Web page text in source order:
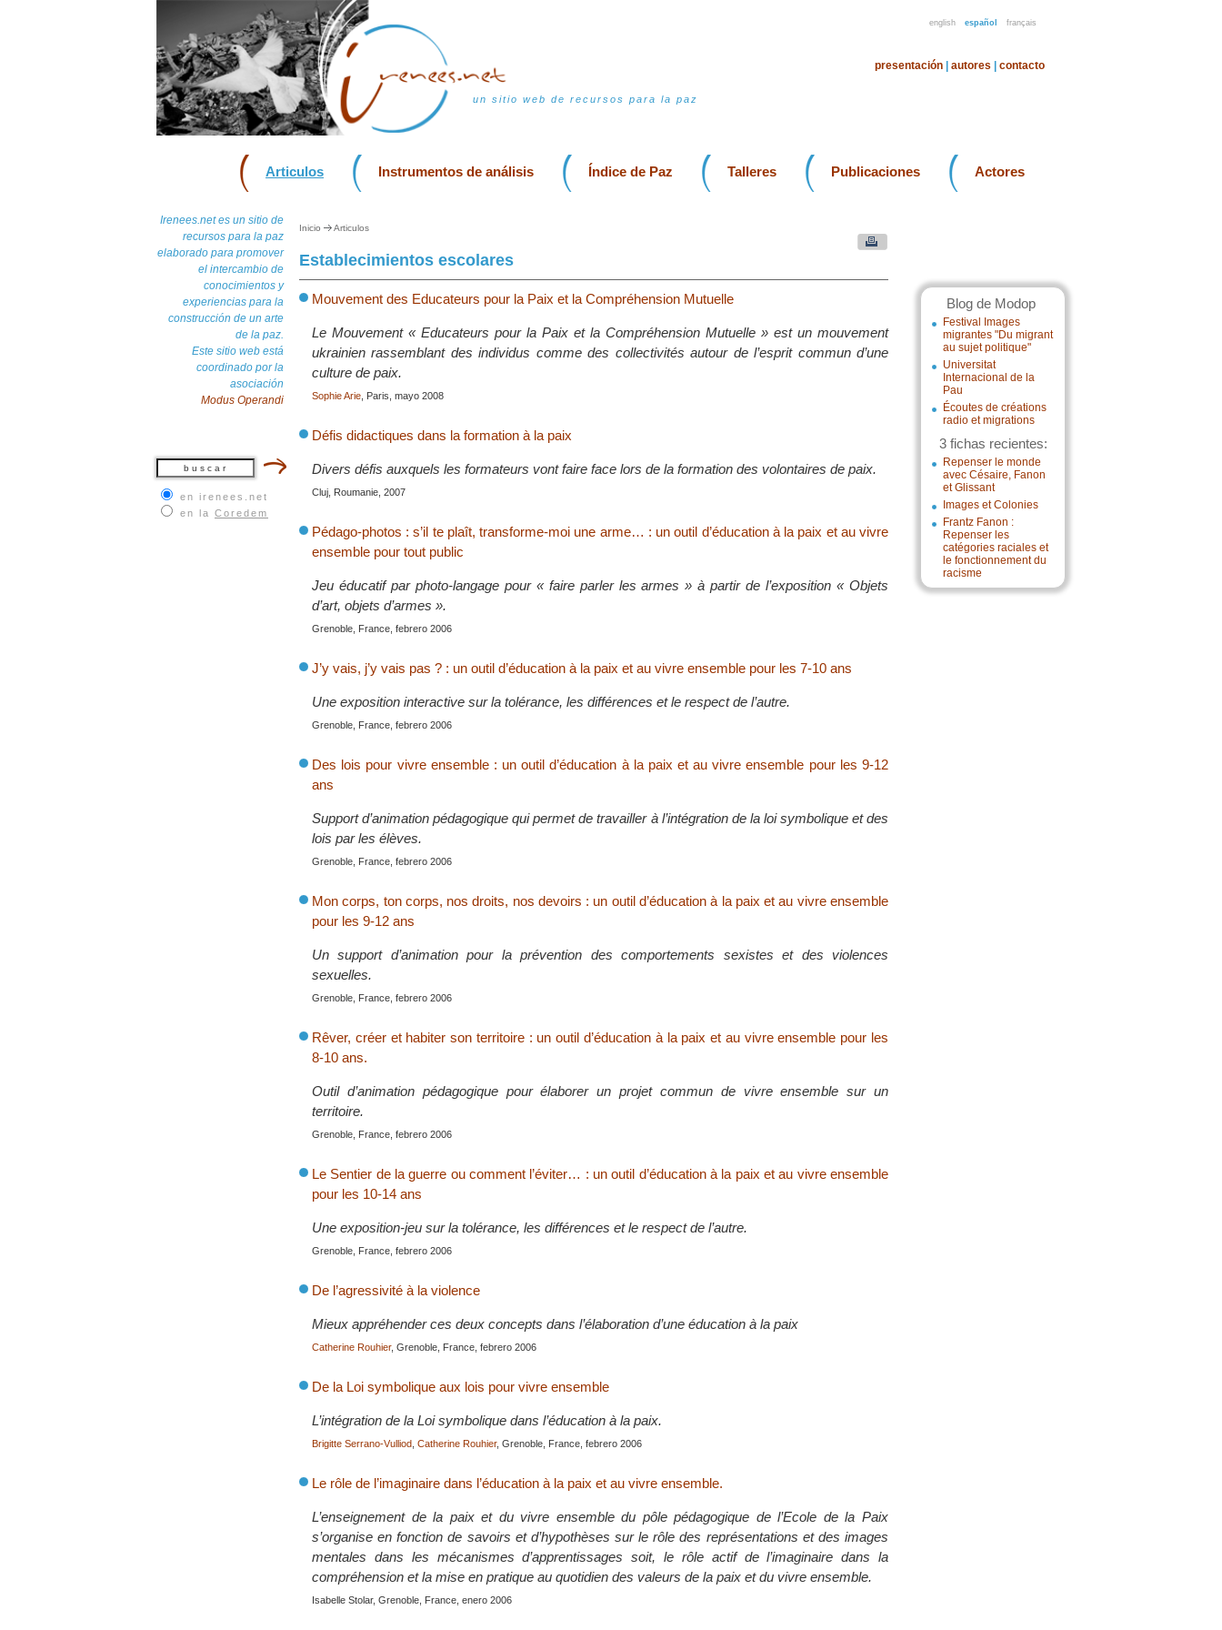
english español français
un sitio web de recursos para la paz
presentación autores contacto
Articulos Instrumentos de análisis Índice de Paz Talleres Publicaciones Actores
Irenees.net es un sitio de
recursos para la paz
elaborado para promover
el intercambio de
conocimientos y
experiencias para la
construcción de un arte
de la paz.
Este sitio web está
coordinado por la
asociación
Modus Operandi
en irenees.net
en la Coredem
Blog de Modop
Festival Images
migrantes "Du migrant
au sujet politique"
Universitat
Internacional de la
Pau
Écoutes de créations
radio et migrations
3 fichas recientes:
Repenser le monde
avec Césaire, Fanon
et Glissant
Images et Colonies
Frantz Fanon :
Repenser les
catégories raciales et
le fonctionnement du
racisme
Inicio Articulos
Establecimientos escolares
Mouvement des Educateurs pour la Paix et la Compréhension Mutuelle
Le Mouvement « Educateurs pour la Paix et la Compréhension Mutuelle » est un mouvement
ukrainien rassemblant des individus comme des collectivités autour de l’esprit commun d’une
culture de paix.
Sophie Arie , Paris, mayo 2008
Défis didactiques dans la formation à la paix
Divers défis auxquels les formateurs vont faire face lors de la formation des volontaires de paix.
Cluj, Roumanie, 2007
Pédago-photos : s’il te plaît, transforme-moi une arme… : un outil d’éducation à la paix et au vivre
ensemble pour tout public
Jeu éducatif par photo-langage pour « faire parler les armes » à partir de l’exposition « Objets
d’art, objets d’armes ».
Grenoble, France, febrero 2006
J’y vais, j’y vais pas ? : un outil d’éducation à la paix et au vivre ensemble pour les 7-10 ans
Une exposition interactive sur la tolérance, les différences et le respect de l’autre.
Grenoble, France, febrero 2006
Des lois pour vivre ensemble : un outil d’éducation à la paix et au vivre ensemble pour les 9-12
ans
Support d’animation pédagogique qui permet de travailler à l’intégration de la loi symbolique et des
lois par les élèves.
Grenoble, France, febrero 2006
Mon corps, ton corps, nos droits, nos devoirs : un outil d’éducation à la paix et au vivre ensemble
pour les 9-12 ans
Un support d’animation pour la prévention des comportements sexistes et des violences
sexuelles.
Grenoble, France, febrero 2006
Rêver, créer et habiter son territoire : un outil d’éducation à la paix et au vivre ensemble pour les
8-10 ans.
Outil d’animation pédagogique pour élaborer un projet commun de vivre ensemble sur un
territoire.
Grenoble, France, febrero 2006
Le Sentier de la guerre ou comment l’éviter… : un outil d’éducation à la paix et au vivre ensemble
pour les 10-14 ans
Une exposition-jeu sur la tolérance, les différences et le respect de l’autre.
Grenoble, France, febrero 2006
De l’agressivité à la violence
Mieux appréhender ces deux concepts dans l’élaboration d’une éducation à la paix
Catherine Rouhier, Grenoble, France, febrero 2006
De la Loi symbolique aux lois pour vivre ensemble
L’intégration de la Loi symbolique dans l’éducation à la paix.
Brigitte Serrano-Vulliod Catherine Rouhier, Grenoble, France, febrero 2006
Le rôle de l’imaginaire dans l’éducation à la paix et au vivre ensemble.
L’enseignement de la paix et du vivre ensemble du pôle pédagogique de l’Ecole de la Paix
s’organise en fonction de savoirs et d’hypothèses sur le rôle des représentations et des images
mentales dans les mécanismes d’apprentissages soit, le rôle actif de l’imaginaire dans la
compréhension et la mise en pratique au quotidien des valeurs de la paix et du vivre ensemble.
Isabelle Stolar, Grenoble, France, enero 2006